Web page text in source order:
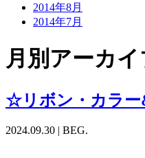
2014年8月
2014年7月
月別アーカイ
☆リボン・カラ
2024.09.30 | BEG.